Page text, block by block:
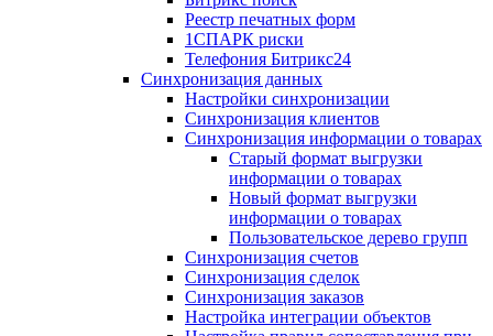
Реестр печатных форм
1СПАРК риски
Телефония Битрикс24
Синхронизация данных
Настройки синхронизации
Синхронизация клиентов
Синхронизация информации о товарах
Старый формат выгрузки
информации о товарах
Новый формат выгрузки
информации о товарах
Пользовательское дерево групп
Синхронизация счетов
Синхронизация сделок
Синхронизация заказов
Настройка интеграции объектов